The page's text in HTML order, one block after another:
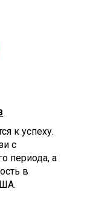
к успеху.
с
периода, а
в